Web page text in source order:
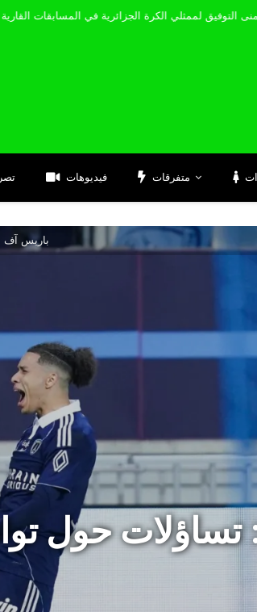
فيديوهات متفرقات
باريس آف
حول